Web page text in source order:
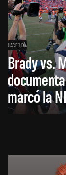
HACE 1 DÍA
Brady vs.
marcó la